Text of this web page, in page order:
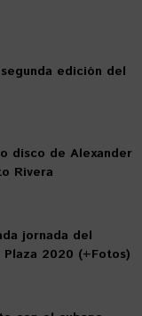
edición del
disco de Alexander
Rivera
jornada del
2020 (+Fotos)